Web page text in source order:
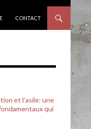
CONTACT
et l’asile: une
qui